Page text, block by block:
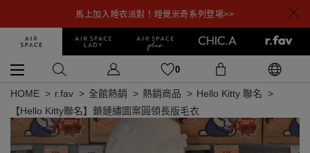
馬上加入睡衣派對！睡覺米奇系列登場>>
0
HOME r.fav 全館熱銷 熱銷商品
Hello Kitty 聯名
【Hello Kitty聯名】鎖鏈繡圖案圓領長版毛衣